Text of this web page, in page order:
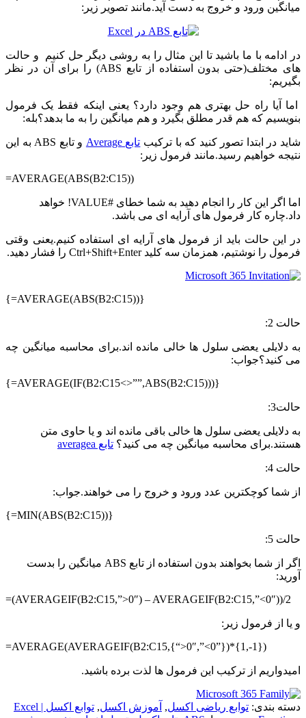
میانگین ورود و خروج به دست آید.مانند تصویر زیر:
در ادامه با ما باشید تا این مثال را به روشی دیگر حل کنیم و حالت
های مختلف(حتی بدون استفاده از تابع ABS) را برای آن در نظر
بگیریم:
اما آیا راه حل بهتری هم وجود دارد؟ یعنی اینکه فقط یک فرمول
بنویسیم که هم قدر مطلق بگیرد و هم میانگین را به ما بدهد؟بله:
شاید در ابتدا تصور کنید که با ترکیب تابع Average
و تابع ABS به این
نتیجه خواهیم رسید.مانند فرمول زیر:
=AVERAGE(ABS(B2:C15))
اما اگر این کار را انجام دهید به شما خطای #VALUE! خواهد
داد.چاره کار فرمول های آرایه ای می باشد.
در این حالت باید از فرمول های آرایه ای استفاده کنیم.یعنی وقتی
فرمول را نوشتیم، همزمان سه کلید Ctrl+Shift+Enter را فشار دهید.
{=AVERAGE(ABS(B2:C15))}
حالت 2:
به دلایلی یعضی سلول ها خالی مانده اند.برای محاسبه میانگین چه
می کنید؟جواب:
{=AVERAGE(IF(B2:C15<>””,ABS(B2:C15)))}
حالت3:
به دلایلی یعضی سلول ها خالی باقی مانده اند و یا حاوی متن
هستند.برای محاسبه میانگین چه می کنید؟ تابع averagea
حالت 4:
از شما کوچکترین عدد ورود و خروج را می خواهند.جواب:
{=MIN(ABS(B2:C15))}
حالت 5:
اگر از شما بخواهند بدون استفاده از تابع ABS میانگین را بدست
آورید:
=(AVERAGEIF(B2:C15,”>0″) – AVERAGEIF(B2:C15,”<0″))/2
و یا از فرمول زیر:
=AVERAGE(AVERAGEIF(B2:C15,{“>0″,”<0”})*{1,-1})
امیدواریم از ترکیب این فرمول ها لذت برده باشید.
دسته بندی: توابع ریاضی اکسل, آموزش اکسل,
توابع اکسل | Excel